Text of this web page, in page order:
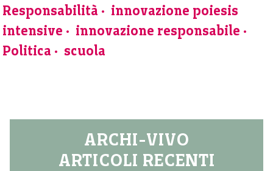
Responsabilità
innovazione poiesis
intensive
innovazione responsabile
Politica
scuola
ARCHI-VIVO
ARTICOLI RECENTI